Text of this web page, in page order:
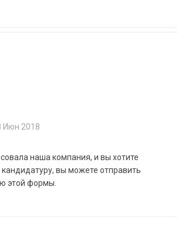
Июн 2018
наша компания, и вы хотите
вы можете отправить
этой формы.